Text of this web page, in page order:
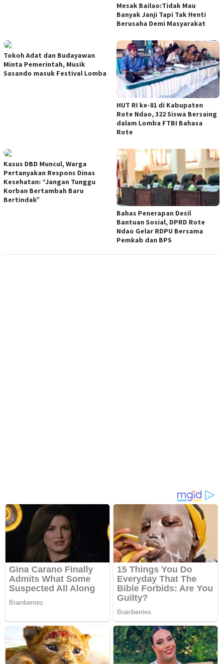
Mesak Bailao:Tidak Mau
Banyak Janji Tapi Tak Henti
Berusaha Demi Masyarakat
Tokoh Adat dan Budayawan
Minta Pemerintah, Musik
Sasando masuk Festival Lomba
HUT RI ke-81 di Kabupaten
Rote Ndao, 322 Siswa Bersaing
dalam Lomba FTBI Bahasa
Rote
Kasus DBD Muncul, Warga
Pertanyakan Respons Dinas
Kesehatan: “Jangan Tunggu
Korban Bertambah Baru
Bertindak”
Bahas Penerapan Desil
Bantuan Sosial, DPRD Rote
Ndao Gelar RDPU Bersama
Pemkab dan BPS